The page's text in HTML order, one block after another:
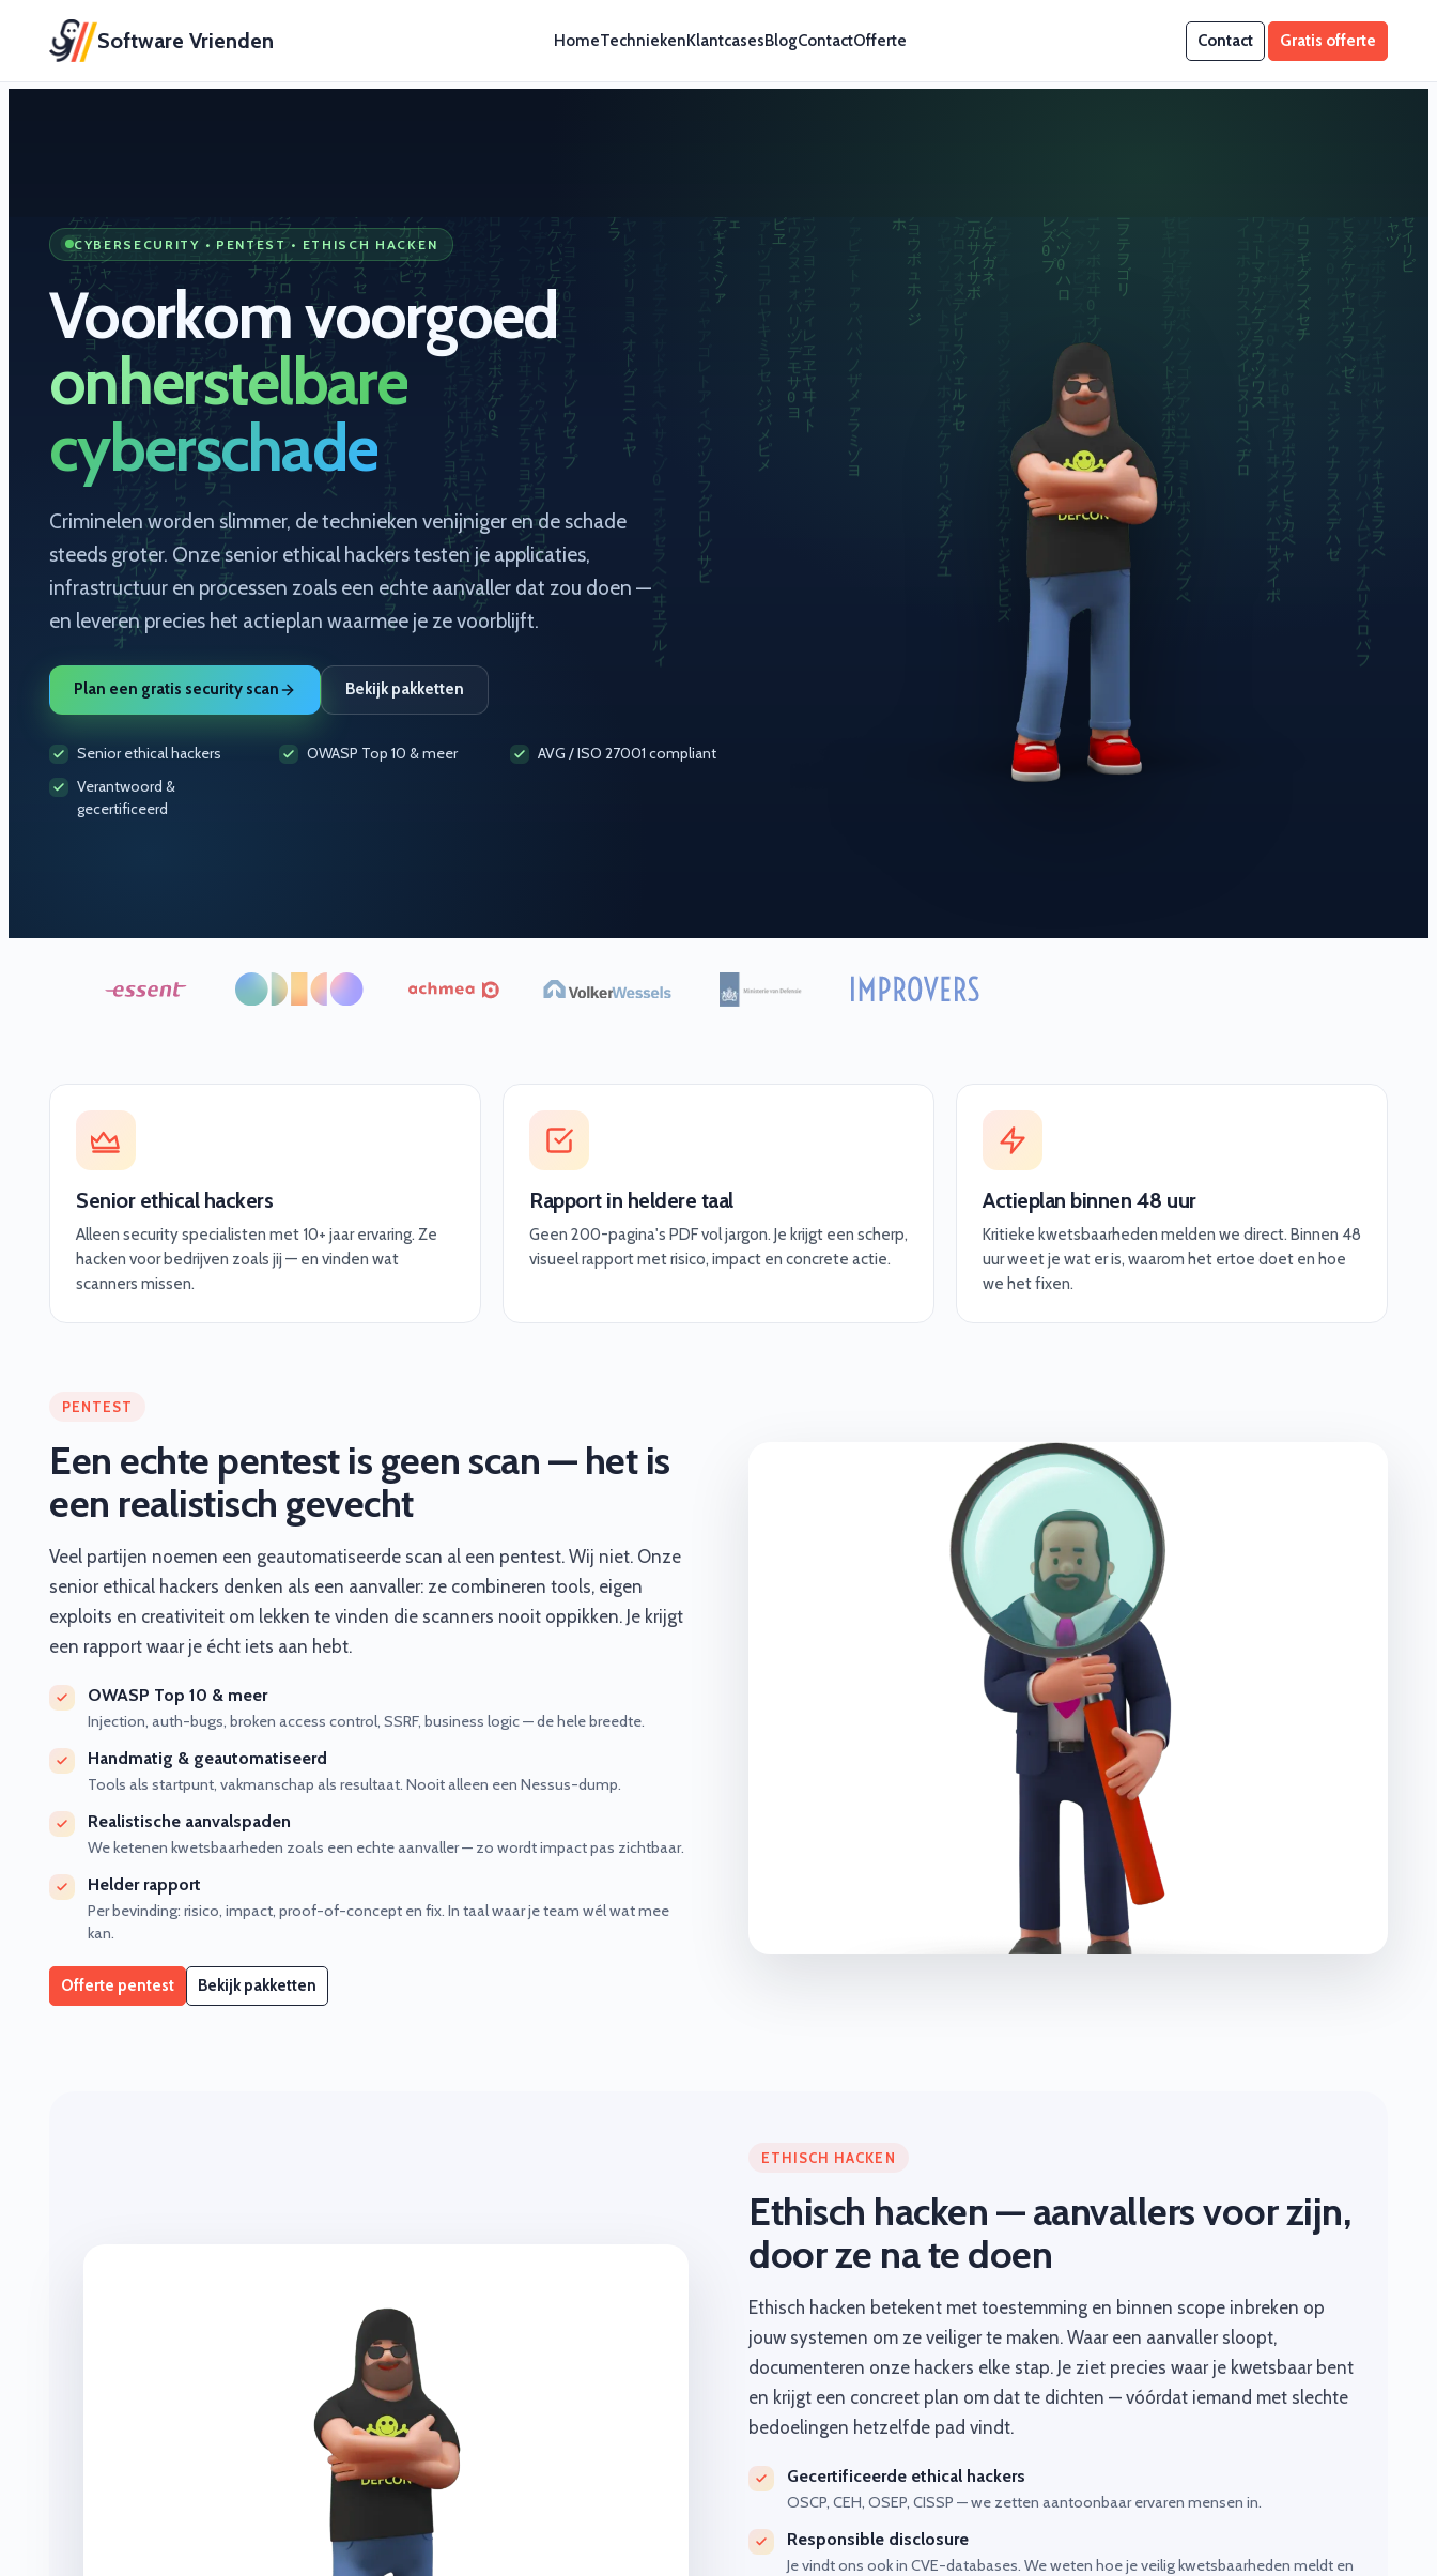
Software Vrienden HomeTechniekenKlantcasesBlogContactOfferte Contact Gratis offerte
CYBERSECURITY • PENTEST • ETHISCH HACKEN
Voorkom voorgoed
onherstelbare
cyberschade
Criminelen worden slimmer, de technieken venijniger en de schade
steeds groter. Onze senior ethical hackers testen je applicaties,
infrastructuur en processen zoals een echte aanvaller dat zou doen —
en leveren precies het actieplan waarmee je ze voorblijft.
Plan een gratis security scan Bekijk pakketten
Senior ethical hackers OWASP Top 10 & meer
AVG / ISO 27001 compliant
Verantwoord &
gecertificeerd
Senior ethical hackers
Alleen security specialisten met 10+ jaar ervaring. Ze
hacken voor bedrijven zoals jij — en vinden wat
scanners missen.
Rapport in heldere taal
Geen 200-pagina's PDF vol jargon. Je krijgt een scherp,
visueel rapport met risico, impact en concrete actie.
Actieplan binnen 48 uur
Kritieke kwetsbaarheden melden we direct. Binnen 48
uur weet je wat er is, waarom het ertoe doet en hoe
we het fixen.
PENTEST
Een echte pentest is geen scan — het is
een realistisch gevecht
Veel partijen noemen een geautomatiseerde scan al een pentest. Wij niet. Onze
senior ethical hackers denken als een aanvaller: ze combineren tools, eigen
exploits en creativiteit om lekken te vinden die scanners nooit oppikken. Je krijgt
een rapport waar je écht iets aan hebt.
OWASP Top 10 & meer
Injection, auth-bugs, broken access control, SSRF, business logic — de hele breedte.
Handmatig & geautomatiseerd
Tools als startpunt, vakmanschap als resultaat. Nooit alleen een Nessus-dump.
Realistische aanvalspaden
We ketenen kwetsbaarheden zoals een echte aanvaller — zo wordt impact pas zichtbaar.
Helder rapport
Per bevinding: risico, impact, proof-of-concept en fix. In taal waar je team wél wat mee
kan.
Offerte pentest Bekijk pakketten
ETHISCH HACKEN
Ethisch hacken — aanvallers voor zijn,
door ze na te doen
Ethisch hacken betekent met toestemming en binnen scope inbreken op
jouw systemen om ze veiliger te maken. Waar een aanvaller sloopt,
documenteren onze hackers elke stap. Je ziet precies waar je kwetsbaar bent
en krijgt een concreet plan om dat te dichten — vóórdat iemand met slechte
bedoelingen hetzelfde pad vindt.
Gecertificeerde ethical hackers
OSCP, CEH, OSEP, CISSP — we zetten aantoonbaar ervaren mensen in.
Responsible disclosure
Je vindt ons ook in CVE-databases. We weten hoe je veilig kwetsbaarheden meldt en